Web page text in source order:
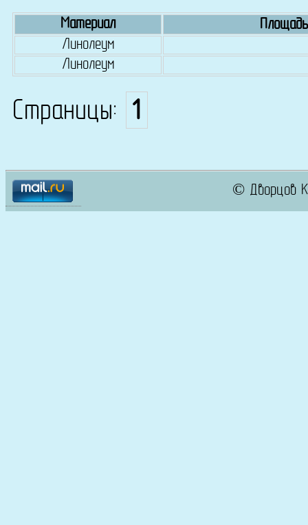
Материал
Линолеум
Линолеум
Страницы: 1
© Дворцов